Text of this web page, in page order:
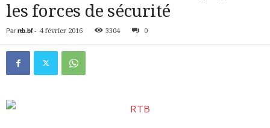
les forces de sécurité
Par rtb.bf- 4 février 2016 3304 0